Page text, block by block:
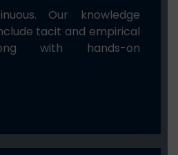
Our knowledge
tacit and empirical
with hands-on